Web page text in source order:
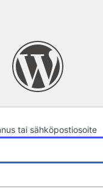
tai sähköpostiosoite